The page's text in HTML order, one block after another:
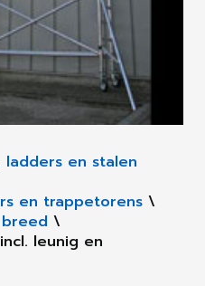
en stalen
en trappetorens \
\
leunig en